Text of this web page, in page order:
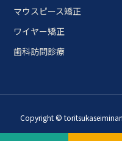
マウスピース矯正
ワイヤー矯正
歯科訪問診療
Copyright ©